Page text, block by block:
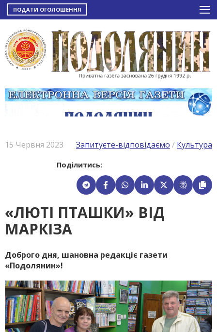
ПОДАТИ ОГОЛОШЕННЯ
15 Червня 2023 Запитуєте-відповідаємо / Культура
Поділитись:
«ЛЮТІ ПТАШКИ» ВІД
МАРКІЗА
Доброго дня, шановна редакціє газети
«Подолянин»!